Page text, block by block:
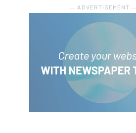
― ADVERTISEMENT